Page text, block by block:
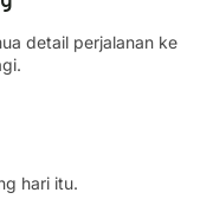
detail perjalanan ke
hari itu.